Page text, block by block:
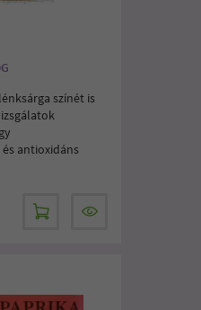
színét is
antioxidáns